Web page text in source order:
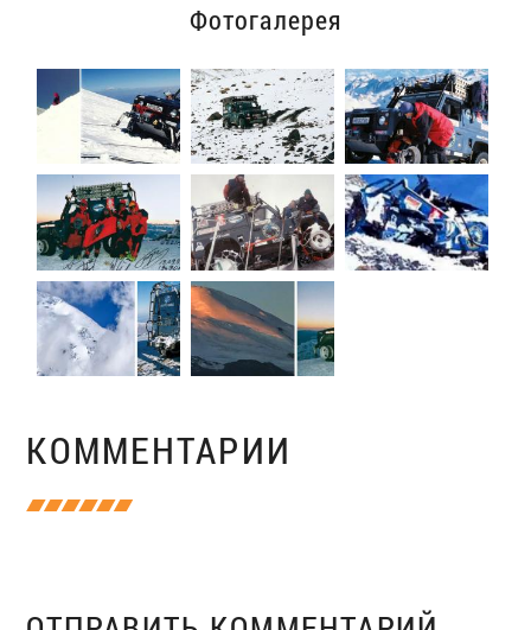
Фотогалерея
КОММЕНТАРИИ